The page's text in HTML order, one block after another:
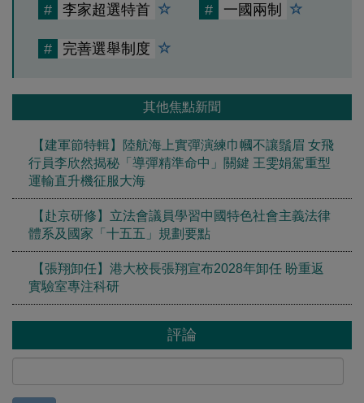
# 李家超選特首 # 一國兩制
# 完善選舉制度
其他焦點新聞
【建軍節特輯】陸航海上實彈演練巾幗不讓鬚眉 女飛
行員李欣然揭秘「導彈精準命中」關鍵 王雯娟駕重型
運輸直升機征服大海
【赴京研修】立法會議員學習中國特色社會主義法律
體系及國家「十五五」規劃要點
【張翔卸任】港大校長張翔宣布2028年卸任 盼重返
實驗室專注科研
評論